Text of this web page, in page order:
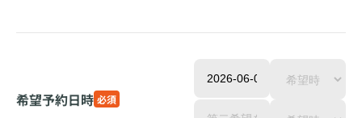
希望予約日時 必須